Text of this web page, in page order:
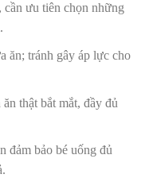
ưu tiên chọn những
ăn; tránh gây áp lực cho
thật bắt mắt, đầy đủ
đảm bảo bé uống đủ